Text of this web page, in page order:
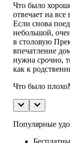
Что было
отвечает на
Если снова
небольшой,
в столовую
впечатление
нужна срочно,
как к
Что было плохо
Популярные